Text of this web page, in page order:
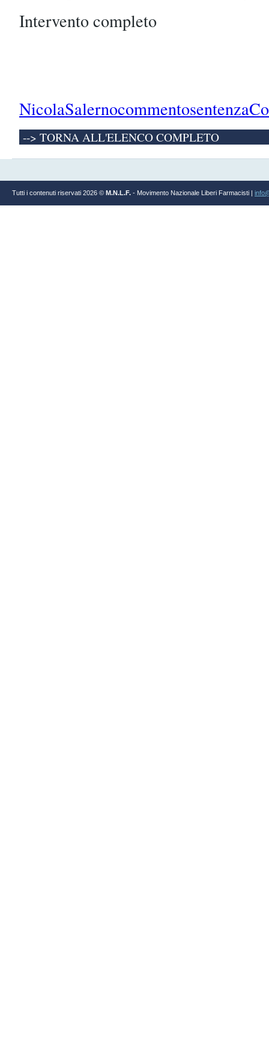
Intervento completo
--> TORNA ALL'ELENCO COMPLETO
Tutti i contenuti riservati 2026 © M.N.L.F. - Movimento Nazionale Liberi Farmacisti |